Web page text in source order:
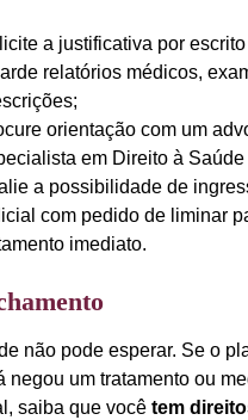
a justificativa por
relatórios médicos,
orientação com um
em Direito à Saúde
a possibilidade de
com pedido de liminar
imediato.
não pode esperar. Se o
negou um tratamento ou
saiba que você tem